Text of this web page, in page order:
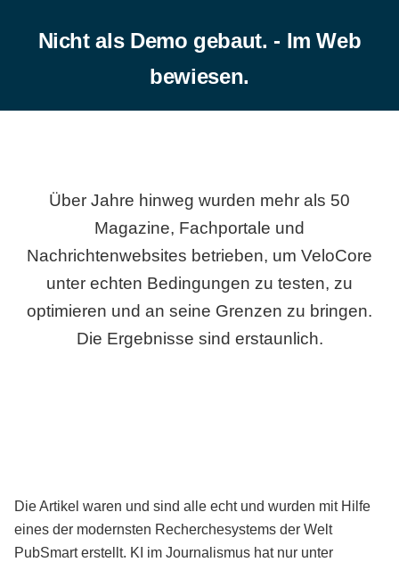
Nicht als Demo gebaut. - Im Web
bewiesen.
Über Jahre hinweg wurden mehr als 50
Magazine, Fachportale und
Nachrichtenwebsites betrieben, um VeloCore
unter echten Bedingungen zu testen, zu
optimieren und an seine Grenzen zu bringen.
Die Ergebnisse sind erstaunlich.
Die Artikel waren und sind alle echt und wurden mit Hilfe
eines der modernsten Recherchesystems der Welt
PubSmart erstellt. KI im Journalismus hat nur unter